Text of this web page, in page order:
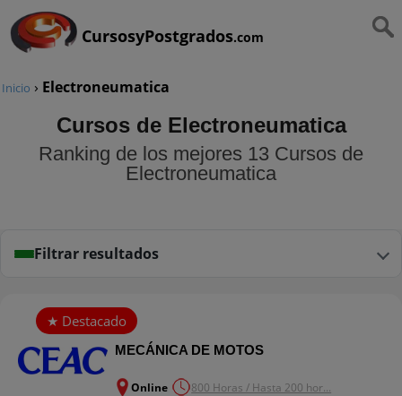
CursosyPostgrados.com
Inicio › Electroneumatica
Cursos de Electroneumatica
Ranking de los mejores 13 Cursos de
Electroneumatica
Filtrar resultados
MECÁNICA DE MOTOS
Online 800 Horas / Hasta 200 hor...